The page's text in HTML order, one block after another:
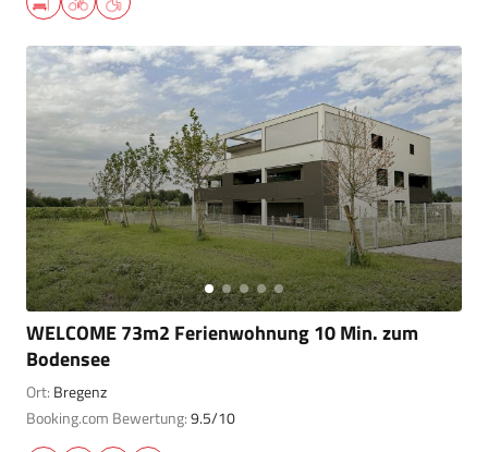
WELCOME 73m2 Ferienwohnung 10 Min. zum
Bodensee
Ort: Bregenz
Booking.com Bewertung:9.5/10